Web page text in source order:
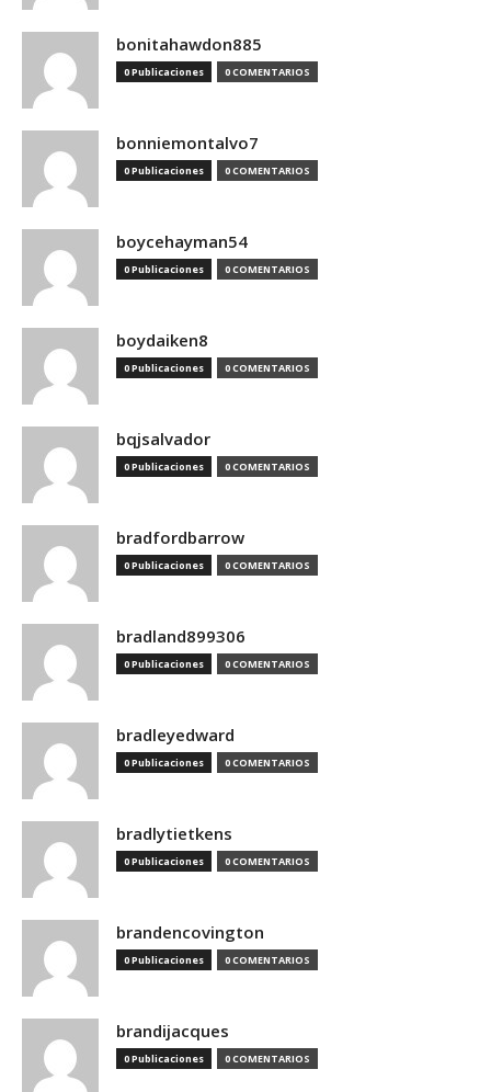
bonitahawdon885
0 Publicaciones 0 COMENTARIOS
bonniemontalvo7
0 Publicaciones 0 COMENTARIOS
boycehayman54
0 Publicaciones 0 COMENTARIOS
boydaiken8
0 Publicaciones 0 COMENTARIOS
bqjsalvador
0 Publicaciones 0 COMENTARIOS
bradfordbarrow
0 Publicaciones 0 COMENTARIOS
bradland899306
0 Publicaciones 0 COMENTARIOS
bradleyedward
0 Publicaciones 0 COMENTARIOS
bradlytietkens
0 Publicaciones 0 COMENTARIOS
brandencovington
0 Publicaciones 0 COMENTARIOS
brandijacques
0 Publicaciones 0 COMENTARIOS